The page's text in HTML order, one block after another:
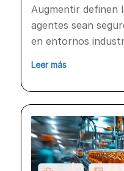
Augmentir definen
agentes sean
en entornos
Leer más